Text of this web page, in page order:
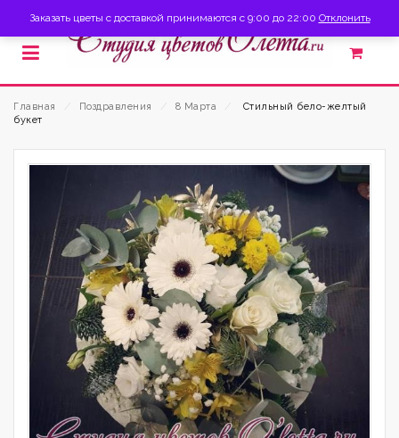
Главная Поздравления 8 Марта
Стильный бело-желтый
букет
Заказать цветы с доставкой принимаются с 9:00 до 22:00 Отклонить